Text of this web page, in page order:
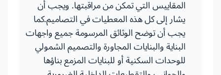
المقاييس التي تمكن من مراقبتها. ويجب أن
يشار إلى كل هذه المعطيات في التصاميم.كما
يجب أن توضح الوثائق المرسومة جميع واجهات
البناية والبنايات المجاورة والتصميم الشمولي
للوحدات السكنية أو للبنايات المزمع بناؤها